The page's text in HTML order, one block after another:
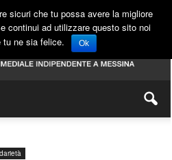
sicuri che tu possa avere la migliore
continui ad utilizzare questo sito noi
tu ne sia felice.
Ok